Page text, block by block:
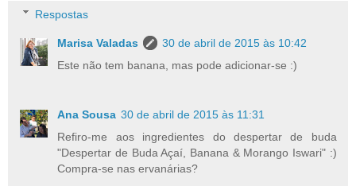
Respostas
Marisa Valadas
30 de abril de 2015 às 10:42
Este não tem banana, mas pode adicionar-se :)
Ana Sousa 30 de abril de 2015 às 11:31
Refiro-me aos ingredientes do despertar de buda
"Despertar de Buda Açaí, Banana & Morango Iswari" :)
Compra-se nas ervanárias?